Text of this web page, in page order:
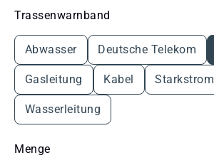
Trassenwarnband
Abwasser Deutsche Telekom
Gasleitung Kabel Starkstrom
Wasserleitung